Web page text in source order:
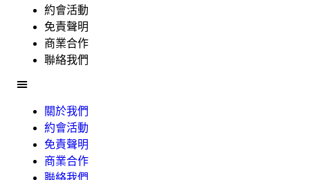
約會活動
免責聲明
商業合作
聯絡我們
關於我們
約會活動
免責聲明
商業合作
聯絡我們